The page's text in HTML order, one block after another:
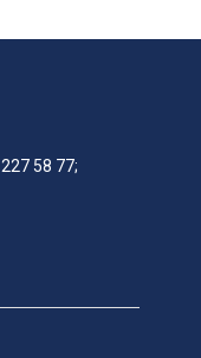
58 77;